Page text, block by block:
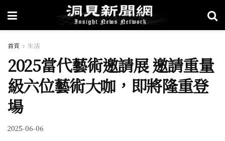
首頁 生活
2025當代藝術邀請展 邀請重量
級六位藝術大咖，即將隆重登
場
2025-06-06